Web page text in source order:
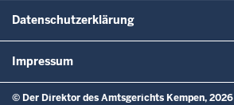
Datenschutzerklärung
Impressum
© Der Direktor des Amtsgerichts Kempen, 2026